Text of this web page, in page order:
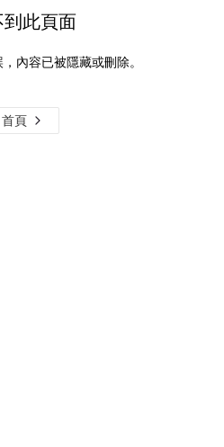
此頁面
內容已被隱藏或刪除。
首頁